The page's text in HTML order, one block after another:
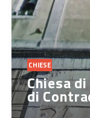
CHIESE
Chiesa
di